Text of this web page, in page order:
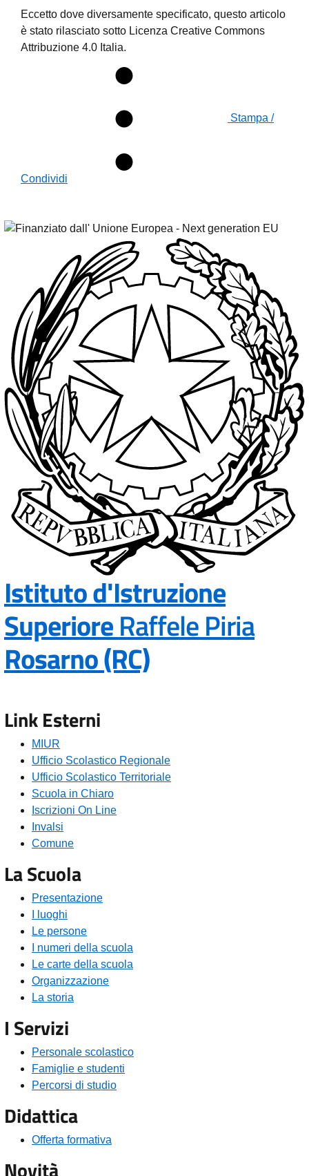
Eccetto dove diversamente specificato, questo articolo
è stato rilasciato sotto Licenza Creative Commons
Attribuzione 4.0 Italia.
Stampa /
Condividi
Istituto d'Istruzione
SuperioreRaffele Piria
Rosarno (RC)— Visita la
Link Esterni
MIUR
Ufficio Scolastico Regionale
Ufficio Scolastico Territoriale
Scuola in Chiaro
Iscrizioni On Line
Invalsi
Comune
La Scuola
Presentazione
I luoghi
Le persone
I numeri della scuola
Le carte della scuola
Organizzazione
La storia
I Servizi
Personale scolastico
Famiglie e studenti
Percorsi di studio
Didattica
Offerta formativa
Novità